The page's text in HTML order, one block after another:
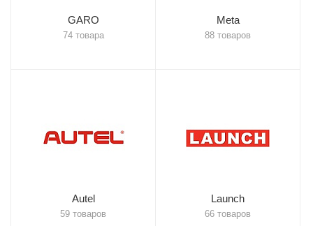
GARO
74 товара
Meta
88 товаров
Autel
59 товаров
Launch
66 товаров